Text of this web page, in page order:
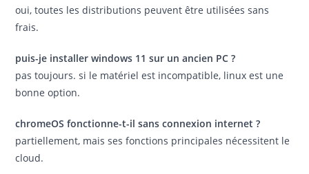
oui, toutes les distributions peuvent être utilisées sans
frais.
puis-je installer windows 11 sur un ancien PC ?
pas toujours. si le matériel est incompatible, linux est une
bonne option.
chromeOS fonctionne-t-il sans connexion internet ?
partiellement, mais ses fonctions principales nécessitent le
cloud.